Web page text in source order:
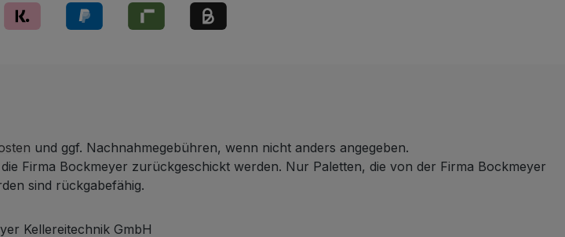
und ggf. Nachnahmegebühren, wenn nicht anders angegeben.
Firma Bockmeyer zurückgeschickt werden. Nur Paletten, die von der Firma Bockmeyer
sind rückgabefähig.
Kellereitechnik GmbH